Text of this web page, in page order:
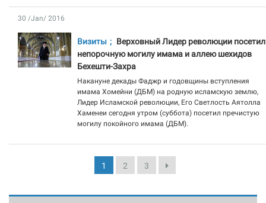
30 /Jan/ 2016
Визиты
Верховный Лидер революции посетил
непорочную могилу имама и аллею шехидов
Бехешти-Захра
Накануне декады Фаджр и годовщины вступления
имама Хомейни (ДБМ) на родную исламскую землю,
Лидер Исламской революции, Его Светлость Аятолла
Хаменеи сегодня утром (суббота) посетил пречистую
могилу покойного имама (ДБМ).
1 2 3